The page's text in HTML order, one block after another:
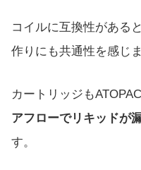
コイルに互換性がある
作りにも共通性を感じま
カートリッジも
アフローでリキッドが
す。